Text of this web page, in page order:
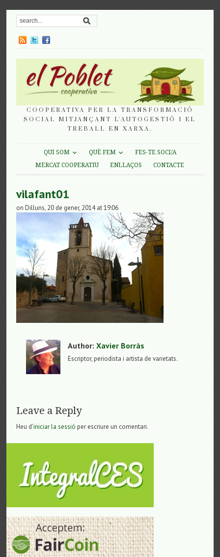
COOPERATIVA PER LA TRANSFORMACIÓ
SOCIAL MITJANÇANT L'AUTOGESTIÓ I EL
TREBALL EN XARXA.
QUI SOM QUÈ FEM
FES-TE SOCI/A
MERCAT COOPERATIU
ENLLAÇOS CONTACTE
vilafant01
on Dilluns, 20 de gener, 2014 at 19:06
Author:Xavier Borràs
Escriptor, periodista i artista de varietats.
Leave a Reply
Heu d'iniciar la sessió per escriure un comentari.